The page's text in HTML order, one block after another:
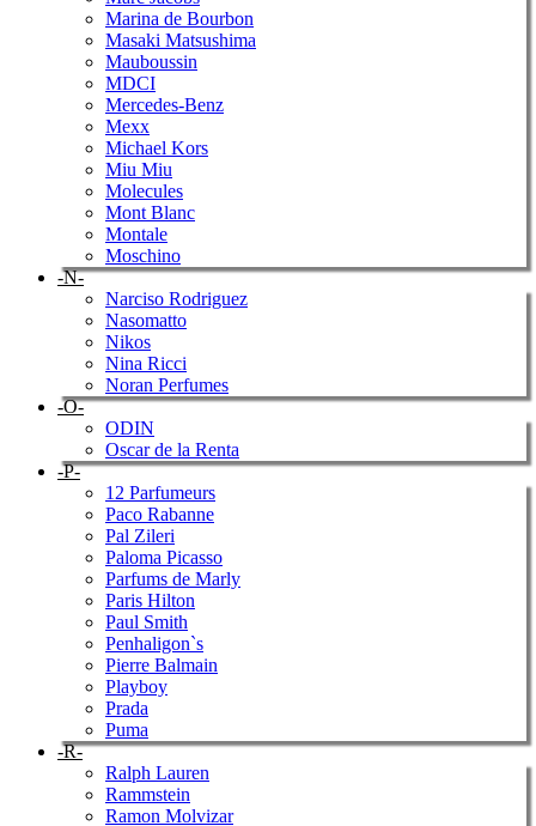
Marina de Bourbon
Masaki Matsushima
Mauboussin
MDCI
Mercedes-Benz
Mexx
Michael Kors
Miu Miu
Molecules
Mont Blanc
Montale
Moschino
-N-
Narciso Rodriguez
Nasomatto
Nikos
Nina Ricci
Noran Perfumes
-O-
ODIN
Oscar de la Renta
-P-
12 Parfumeurs
Paco Rabanne
Pal Zileri
Paloma Picasso
Parfums de Marly
Paris Hilton
Paul Smith
Penhaligon`s
Pierre Balmain
Playboy
Prada
Puma
-R-
Ralph Lauren
Rammstein
Ramon Molvizar